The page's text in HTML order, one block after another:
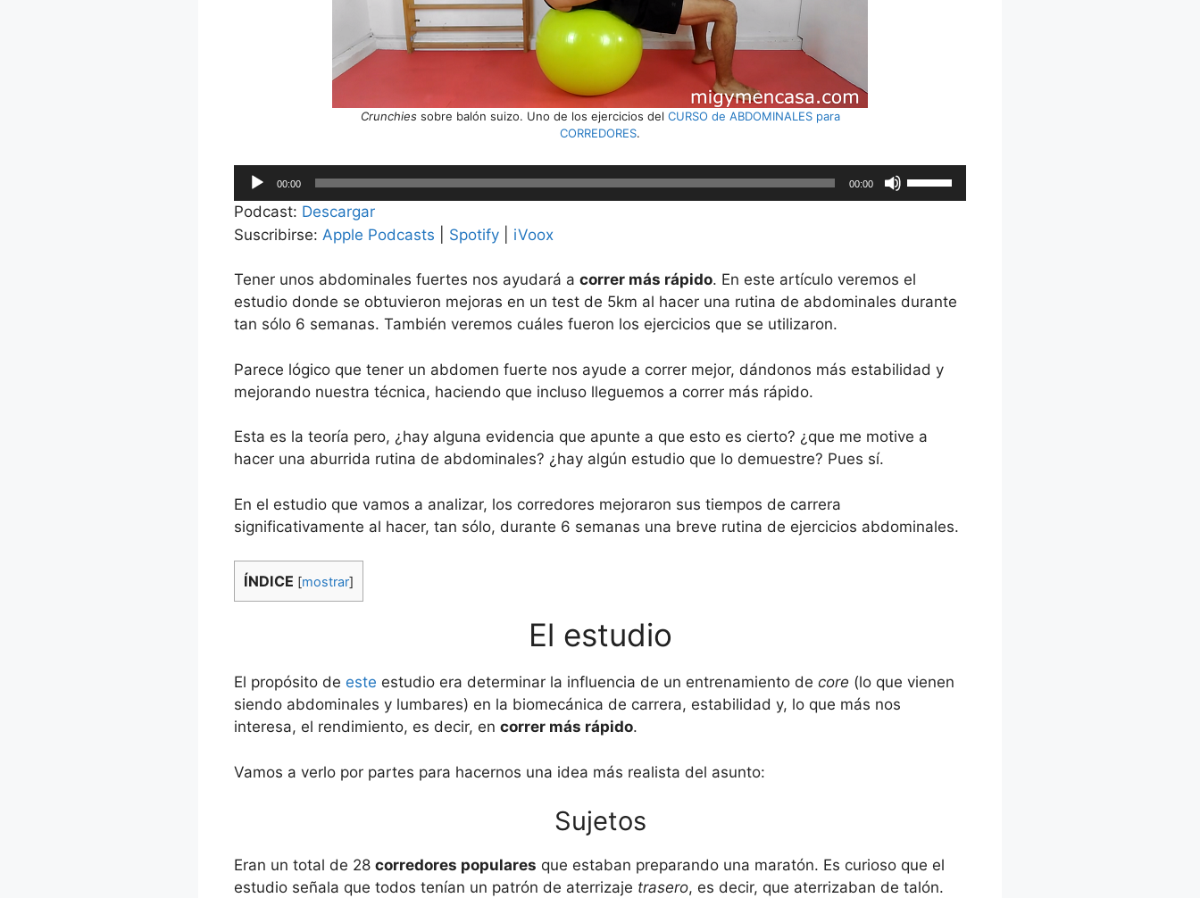
Crunchies sobre balón suizo. Uno de los ejercicios del CURSO de ABDOMINALES para
CORREDORES.
Reproductor
de
audio
00:00 00:00
las
arriba/abajo
para
disminuir
Podcast: Descargar
Suscribirse: Apple Podcasts Spotify iVoox
Tener unos abdominales fuertes nos ayudará a correr más rápido. En este artículo veremos el
estudio donde se obtuvieron mejoras en un test de 5km al hacer una rutina de abdominales durante
tan sólo 6 semanas. También veremos cuáles fueron los ejercicios que se utilizaron.
Parece lógico que tener un abdomen fuerte nos ayude a correr mejor, dándonos más estabilidad y
mejorando nuestra técnica, haciendo que incluso lleguemos a correr más rápido.
Esta es la teoría pero, ¿hay alguna evidencia que apunte a que esto es cierto? ¿que me motive a
hacer una aburrida rutina de abdominales? ¿hay algún estudio que lo demuestre? Pues sí.
En el estudio que vamos a analizar, los corredores mejoraron sus tiempos de carrera
significativamente al hacer, tan sólo, durante 6 semanas una breve rutina de ejercicios abdominales.
ÍNDICE [mostrar]
El estudio
El propósito de este estudio era determinar la influencia de un entrenamiento de core (lo que vienen
siendo abdominales y lumbares) en la biomecánica de carrera, estabilidad y, lo que más nos
interesa, el rendimiento, es decir, en correr más rápido.
Vamos a verlo por partes para hacernos una idea más realista del asunto:
Sujetos
Eran un total de 28 corredores populares que estaban preparando una maratón. Es curioso que el
estudio señala que todos tenían un patrón de aterrizaje trasero, es decir, que aterrizaban de talón.